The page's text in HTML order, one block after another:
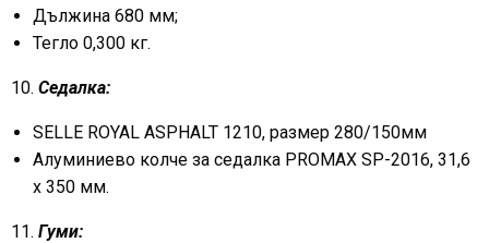
Дължина 680 мм;
Тегло 0,300 кг.
10. Седалка:
SELLE ROYAL ASPHALT 1210, размер 280/150мм
Алуминиево колче за седалка PROMAX SP-2016, 31,6
х 350 мм.
11. Гуми: